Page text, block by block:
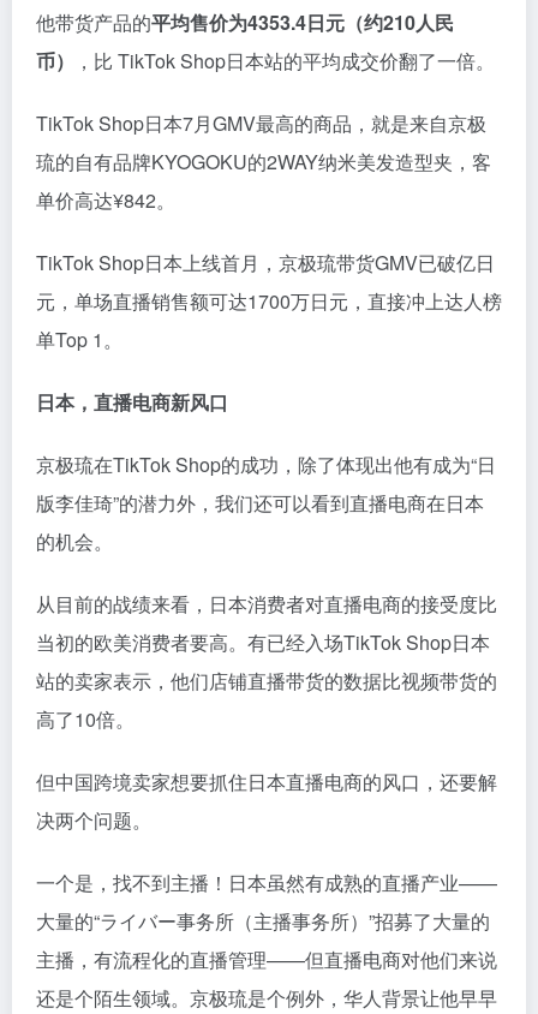
他带货产品的平均售价为4353.4日元（约210人民
币）
，比 TikTok Shop日本站的平均成交价翻了一倍。
TikTok Shop日本7月GMV最高的商品，就是来自京极
琉的自有品牌KYOGOKU的2WAY纳米美发造型夹，客
单价高达¥842。
TikTok Shop日本上线首月，京极琉带货GMV已破亿日
元，单场直播销售额可达1700万日元，直接冲上达人榜
单Top 1。
日本，直播电商新风口
京极琉在TikTok Shop的成功，除了体现出他有成为“日
版李佳琦”的潜力外，我们还可以看到直播电商在日本
的机会。
从目前的战绩来看，日本消费者对直播电商的接受度比
当初的欧美消费者要高。有已经入场TikTok Shop日本
站的卖家表示，他们店铺直播带货的数据比视频带货的
高了10倍。
但中国跨境卖家想要抓住日本直播电商的风口，还要解
决两个问题。
一个是，找不到主播！日本虽然有成熟的直播产业——
大量的“ライバー事务所（主播事务所）”招募了大量的
主播，有流程化的直播管理——但直播电商对他们来说
还是个陌生领域。京极琉是个例外，华人背景让他早早